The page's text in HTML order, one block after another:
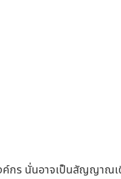
งค์กร นั่นอาจเป็นสัญญา